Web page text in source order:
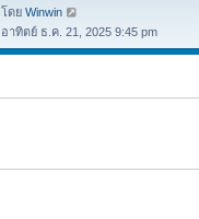
โดย Winwin
ข้
อ
า
อาทิตย์ ธ.ค. 21, 2025 9:45 pm